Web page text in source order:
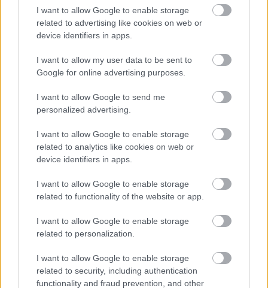
I want to allow Google to enable storage
related to advertising like cookies on web or
device identifiers in apps.
I want to allow my user data to be sent to
Google for online advertising purposes.
I want to allow Google to send me
personalized advertising.
I want to allow Google to enable storage
related to analytics like cookies on web or
device identifiers in apps.
I want to allow Google to enable storage
related to functionality of the website or app.
I want to allow Google to enable storage
related to personalization.
I want to allow Google to enable storage
related to security, including authentication
functionality and fraud prevention, and other
A felelősségről
Kedves Mindnyájan!A következő egy-másfél hétben
eldől a sorsunk. Az elmúlt napokban mintegy 200
vidéki gyűjtőt, szervezőt, koordinátort, mozgalmi
embert hívtam végig és nekem is iszonyatos többlet-
motivációt adott, hogy azt érzékeltem: az ország
minden szegletében tisztában…